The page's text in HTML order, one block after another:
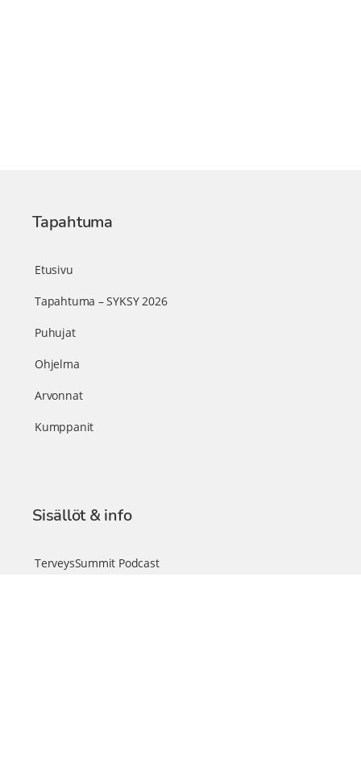
Tapahtuma
Etusivu
Tapahtuma – SYKSY 2026
Puhujat
Ohjelma
Arvonnat
Kumppanit
Sisällöt & info
TerveysSummit Podcast